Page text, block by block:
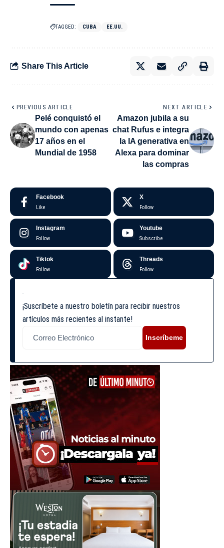
TAGGED: CUBA EE.UU.
Share This Article
PREVIOUS ARTICLE
Pelé conquistó el
mundo con apenas
17 años en el
Mundial de 1958
NEXT ARTICLE
Amazon jubila a su
chat Rufus e integra
la IA generativa en
Alexa para dominar
las compras
Facebook
Like
X
Follow
Instagram
Follow
Youtube
Subscribe
Tiktok
Follow
Threads
Follow
¡Suscríbete a nuestro boletín para recibir nuestros
artículos más recientes al instante!
Inscríbeme